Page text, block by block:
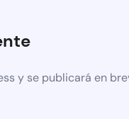
y se publicará en